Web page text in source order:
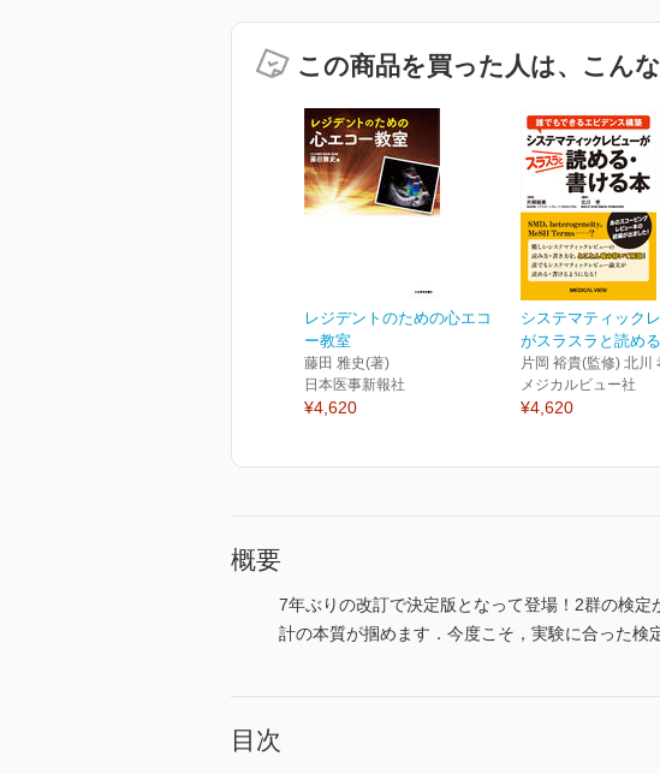
この商品を買った人は、こん
レジデントのための心エコ
ー教室
藤田 雅史(著)
日本医事新報社
¥4,620
システマティック
がスラスラと読め
片岡 裕貴(監修) 北川
メジカルビュー社
¥4,620
概要
7年ぶりの改訂で決定版となって登場！2群の検
計の本質が掴めます．今度こそ，実験に合った検
目次